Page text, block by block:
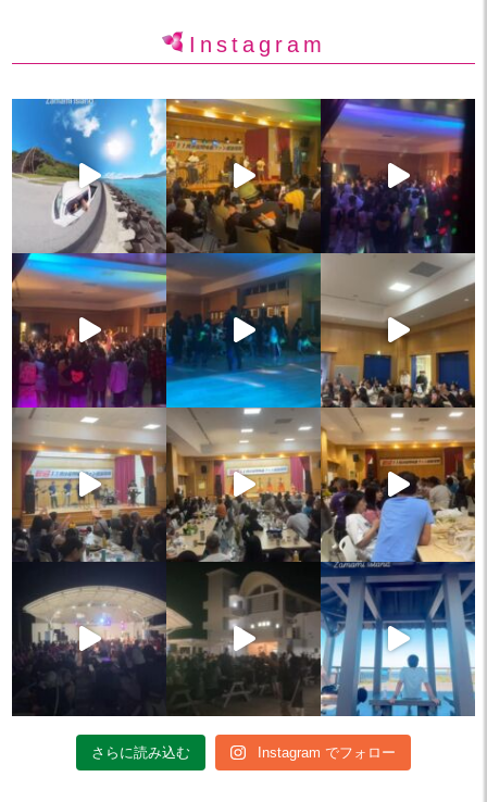
Instagram
さらに読み込む Instagram でフォロー